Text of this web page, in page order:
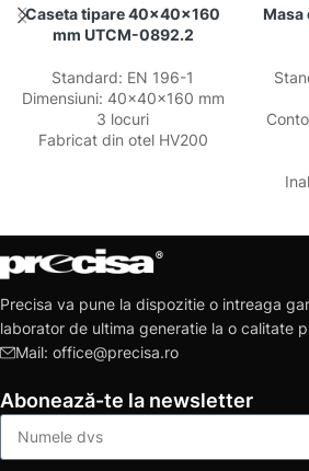
Caseta tipare 40x40x160
mm UTCM-0892.2
Standard: EN 196-1
Dimensiuni: 40x40x160 mm
3 locuri
Fabricat din otel HV200
Masa
Precisa va pune la dispozitie o intreaga
laborator de ultima generatie la o calitate
Mail: office@precisa.ro
Abonează-te la newsletter